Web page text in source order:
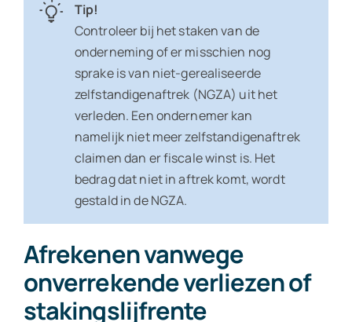
Tip!
Controleer bij het staken van de
onderneming of er misschien nog
sprake is van niet-gerealiseerde
zelfstandigenaftrek (NGZA) uit het
verleden. Een ondernemer kan
namelijk niet meer zelfstandigenaftrek
claimen dan er fiscale winst is. Het
bedrag dat niet in aftrek komt, wordt
gestald in de NGZA.
Afrekenen vanwege
onverrekende verliezen of
stakingslijfrente